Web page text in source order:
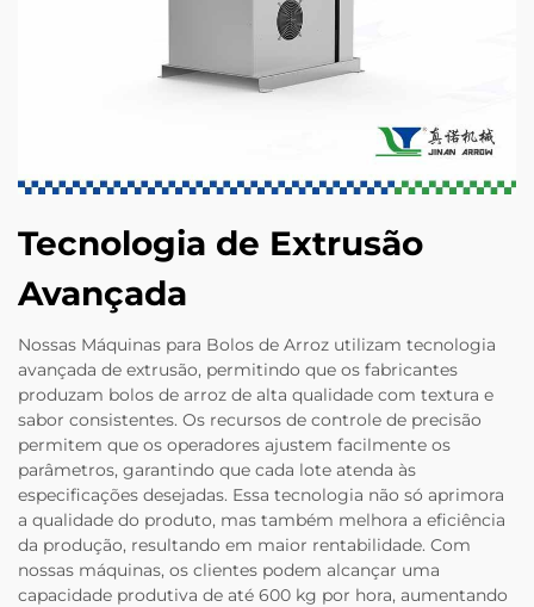
Tecnologia de Extrusão
Avançada
Nossas Máquinas para Bolos de Arroz utilizam tecnologia
avançada de extrusão, permitindo que os fabricantes
produzam bolos de arroz de alta qualidade com textura e
sabor consistentes. Os recursos de controle de precisão
permitem que os operadores ajustem facilmente os
parâmetros, garantindo que cada lote atenda às
especificações desejadas. Essa tecnologia não só aprimora
a qualidade do produto, mas também melhora a eficiência
da produção, resultando em maior rentabilidade. Com
nossas máquinas, os clientes podem alcançar uma
capacidade produtiva de até 600 kg por hora, aumentando